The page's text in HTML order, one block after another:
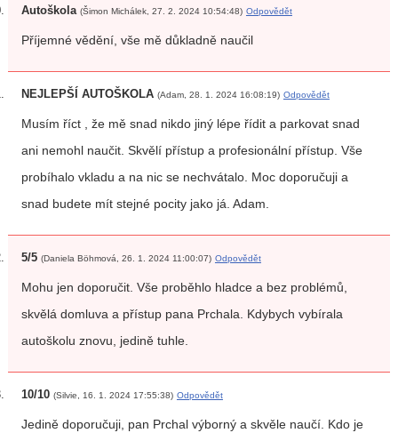
Autoškola (Šimon Michálek, 27. 2. 2024 10:54:48) Odpovědět
Příjemné vědění, vše mě důkladně naučil
NEJLEPŠÍ AUTOŠKOLA (Adam, 28. 1. 2024 16:08:19) Odpovědět
Musím říct , že mě snad nikdo jiný lépe řídit a parkovat snad
ani nemohl naučit. Skvělí přístup a profesionální přístup. Vše
probíhalo vkladu a na nic se nechvátalo. Moc doporučuji a
snad budete mít stejné pocity jako já. Adam.
5/5 (Daniela Böhmová, 26. 1. 2024 11:00:07) Odpovědět
Mohu jen doporučit. Vše proběhlo hladce a bez problémů,
skvělá domluva a přístup pana Prchala. Kdybych vybírala
autoškolu znovu, jedině tuhle.
10/10 (Silvie, 16. 1. 2024 17:55:38) Odpovědět
Jedině doporučuji, pan Prchal výborný a skvěle naučí. Kdo je